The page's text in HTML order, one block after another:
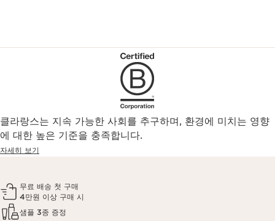
클라랑스는 지속 가능한 사회를 추구하며, 환경에 미치는 영향
에 대한 높은 기준을 충족합니다.
자세히 보기
무료 배송 첫 구매
4만원 이상 구매 시
샘플 3종 증정